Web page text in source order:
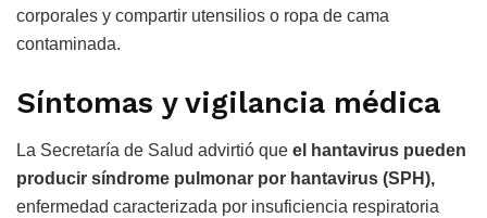
corporales y compartir utensilios o ropa de cama
contaminada.
Síntomas y vigilancia médica
La Secretaría de Salud advirtió que el hantavirus pueden
producir síndrome pulmonar por hantavirus (SPH),
enfermedad caracterizada por insuficiencia respiratoria